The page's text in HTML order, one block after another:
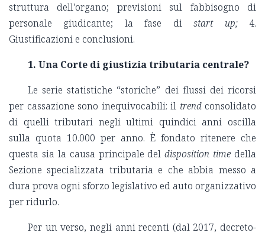
struttura dell'organo; previsioni sul fabbisogno di
personale giudicante; la fase distart up; 4.
Giustificazioni e conclusioni.
1. Una Corte di giustizia tributaria centrale?
Le serie statistiche “storiche” dei flussi dei ricorsi
per cassazione sono inequivocabili: il trend consolidato
di quelli tributari negli ultimi quindici anni oscilla
sulla quota 10.000 per anno. È fondato ritenere che
questa sia la causa principale deldisposition time della
Sezione specializzata tributaria e che abbia messo a
dura prova ogni sforzo legislativo ed auto organizzativo
per ridurlo.
Per un verso, negli anni recenti (dal 2017, decreto-